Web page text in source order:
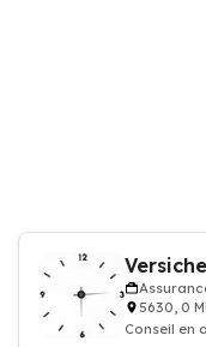
5630, 0
Conseil en